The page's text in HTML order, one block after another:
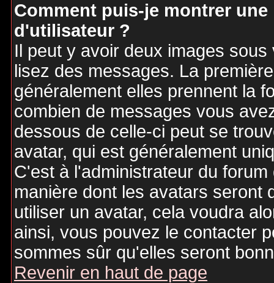
Comment puis-je montrer
d'utilisateur ?
Il peut y avoir deux images
lisez des messages. La
généralement elles prennent la
combien de messages vous
dessous de celle-ci peut se
avatar, qui est généralement
C'est à l'administrateur du
manière dont les avatars seront
utiliser un avatar, cela voudra
ainsi, vous pouvez le contacter
sommes sûr qu'elles seront
Revenir en haut de page